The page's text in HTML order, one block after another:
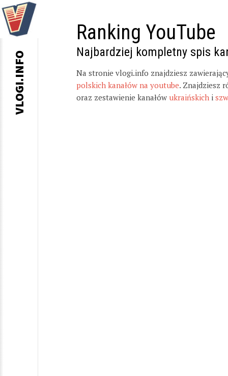
Ranking YouTube
Najbardziej kompletny spis
Na stronie vlogi.info znajdziesz
polskich kanałów na youtube. Znajdziesz
oraz zestawienie kanałów ukraińskich i
VLOGI.INFO